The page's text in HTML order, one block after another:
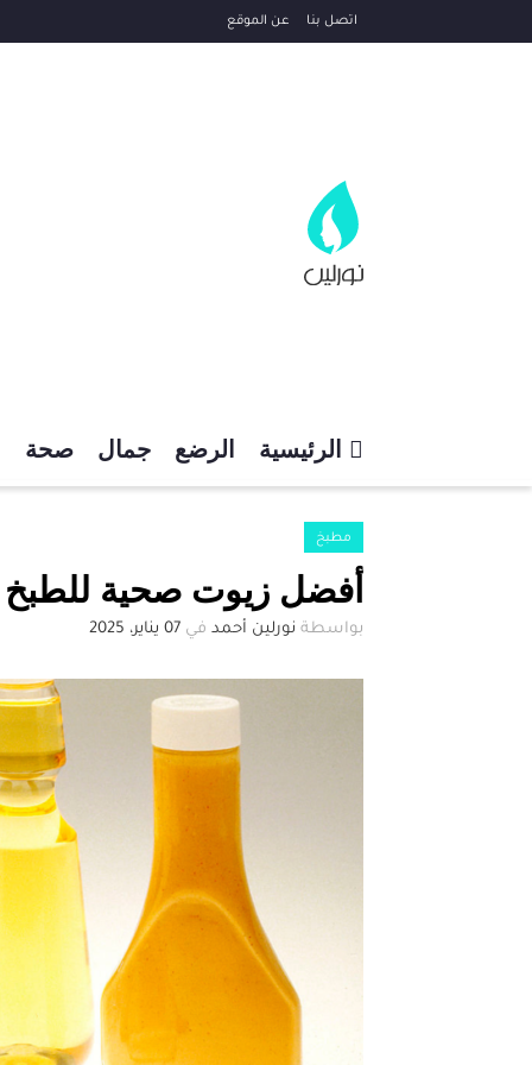
اتصل بنا عن الموقع
الرئيسية الرضع جمال صحة
مطبخ
أفضل زيوت صحية للطبخ
بواسطة نورلين أحمد في 07 يناير، 2025